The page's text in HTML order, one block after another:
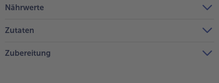
Nährwerte
Zutaten
Zubereitung